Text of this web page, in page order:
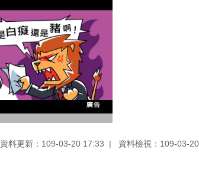
資料更新：109-03-20 17:33 資料檢視：109-03-